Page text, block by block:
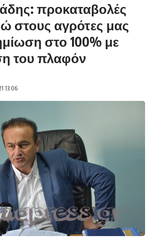
προκαταβολές
στους αγρότες μας
στο 100% με
του πλαφόν
13:06